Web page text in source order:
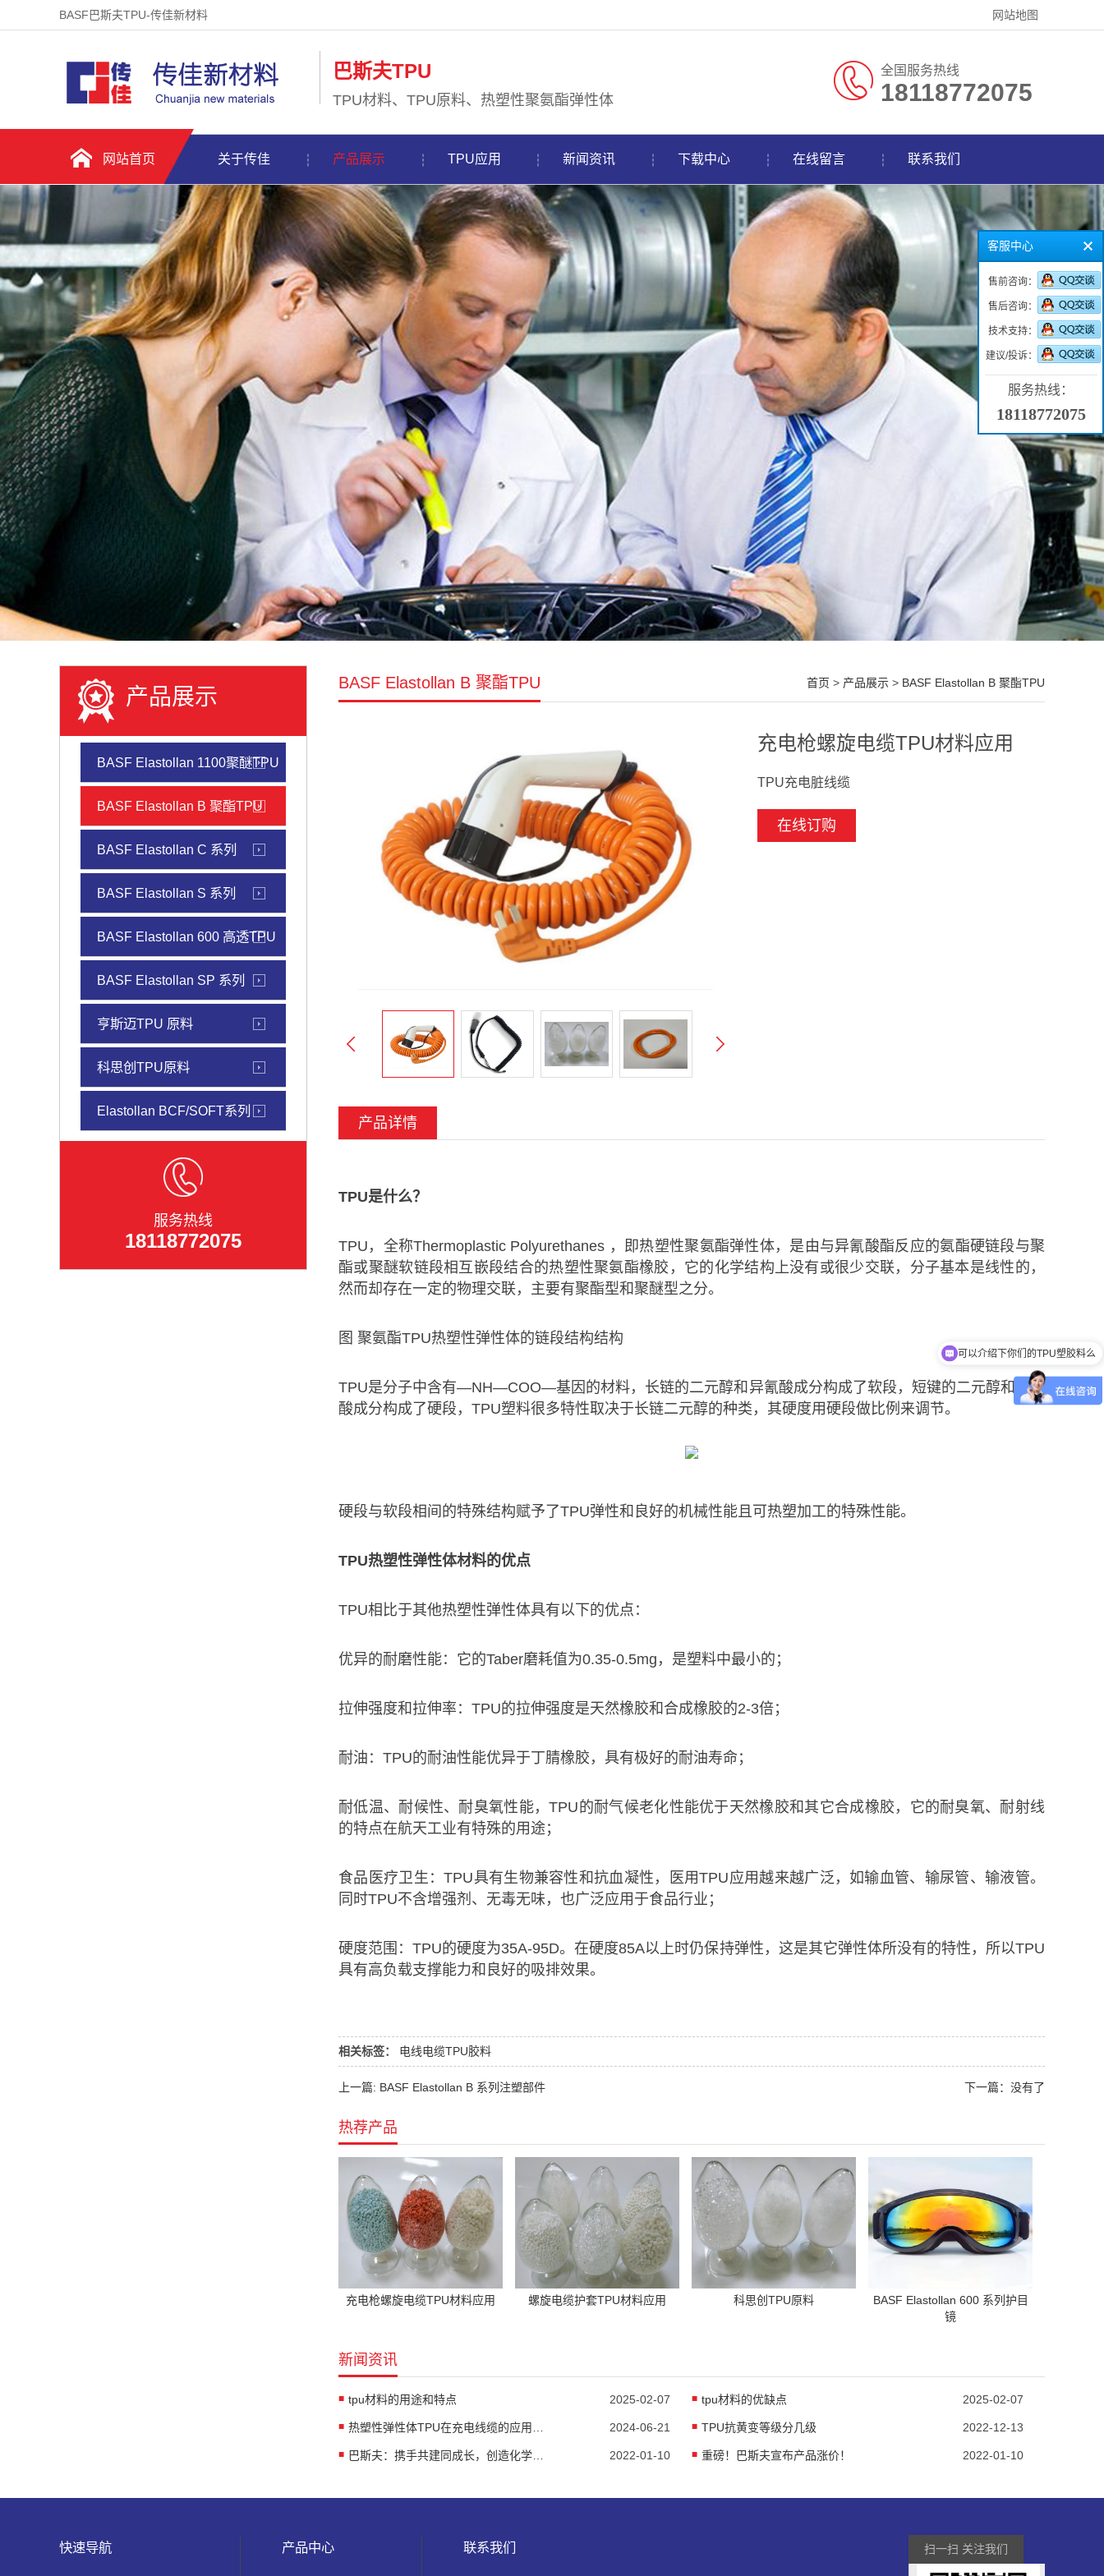
BASF巴斯夫TPU-传佳新材料 网站地图
巴斯夫TPU
TPU材料、TPU原料、热塑性聚氨酯弹性体
全国服务热线
18118772075
网站首页 关于传佳 产品展示 TPU应用 新闻资讯 下载中心 在线留言 联系我们
产品展示
BASF Elastollan 1100聚醚TPU
BASF Elastollan B 聚酯TPU
BASF Elastollan C 系列
BASF Elastollan S 系列
BASF Elastollan 600 高透TPU
BASF Elastollan SP 系列
亨斯迈TPU 原料
科思创TPU原料
Elastollan BCF/SOFT系列
服务热线
18118772075
BASF Elastollan B 聚酯TPU 首页 > 产品展示 > BASF Elastollan B 聚酯TPU
充电枪螺旋电缆TPU材料应用
TPU充电脏线缆
在线订购
产品详情
TPU是什么？
TPU，全称Thermoplastic Polyurethanes ，即热塑性聚氨酯弹性体，是由与异氰酸酯反应的氨酯硬链段与聚
酯或聚醚软链段相互嵌段结合的热塑性聚氨酯橡胶，它的化学结构上没有或很少交联，分子基本是线性的，
然而却存在一定的物理交联，主要有聚酯型和聚醚型之分。
图 聚氨酯TPU热塑性弹性体的链段结构结构
TPU是分子中含有—NH—COO—基因的材料，长链的二元醇和异氰酸成分构成了软段，短键的二元醇和异氰
酸成分构成了硬段，TPU塑料很多特性取决于长链二元醇的种类，其硬度用硬段做比例来调节。
硬段与软段相间的特殊结构赋予了TPU弹性和良好的机械性能且可热塑加工的特殊性能。
TPU热塑性弹性体材料的优点
TPU相比于其他热塑性弹性体具有以下的优点：
优异的耐磨性能：它的Taber磨耗值为0.35-0.5mg，是塑料中最小的；
拉伸强度和拉伸率：TPU的拉伸强度是天然橡胶和合成橡胶的2-3倍；
耐油：TPU的耐油性能优异于丁腈橡胶，具有极好的耐油寿命；
耐低温、耐候性、耐臭氧性能，TPU的耐气候老化性能优于天然橡胶和其它合成橡胶，它的耐臭氧、耐射线
的特点在航天工业有特殊的用途；
食品医疗卫生：TPU具有生物兼容性和抗血凝性，医用TPU应用越来越广泛，如输血管、输尿管、输液管。
同时TPU不含增强剂、无毒无味，也广泛应用于食品行业；
硬度范围：TPU的硬度为35A-95D。在硬度85A以上时仍保持弹性，这是其它弹性体所没有的特性，所以TPU
具有高负载支撑能力和良好的吸排效果。
相关标签： 电线电缆TPU胶料
上一篇: BASF Elastollan B 系列注塑部件 下一篇：没有了
热荐产品
充电枪螺旋电缆TPU材料应用 螺旋电缆护套TPU材料应用 科思创TPU原料
BASF Elastollan 600 系列护目
镜
新闻资讯
tpu材料的用途和特点 2025-02-07 tpu材料的优缺点 2025-02-07
2024-06-21 TPU抗黄变等级分几级 2022-12-13
2022-01-10 重磅！巴斯夫宣布产品涨价！ 2022-01-10
快速导航 产品中心 联系我们 扫一扫 关注我们
客服中心
售前咨询：
售后咨询：
技术支持：
建议/投诉：
服务热线：
18118772075
你们是怎么收费的呢